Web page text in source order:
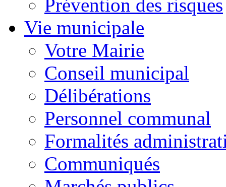
Prévention des risques
Vie municipale
Votre Mairie
Conseil municipal
Délibérations
Personnel communal
Formalités
Communiqués